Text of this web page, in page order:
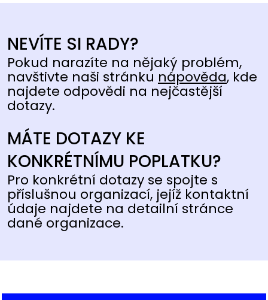
NEVÍTE SI RADY?
Pokud narazíte na nějaký problém,
navštivte naši stránku nápověda, kde
najdete odpovědi na nejčastější
dotazy.
MÁTE DOTAZY KE
KONKRÉTNÍMU POPLATKU?
Pro konkrétní dotazy se spojte s
příslušnou organizací, jejíž kontaktní
údaje najdete na detailní stránce
dané organizace.